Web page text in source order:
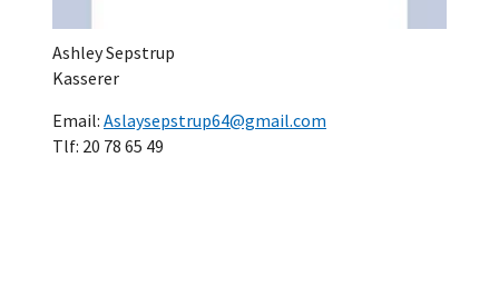
Ashley Sepstrup
Kasserer
Email: Aslaysepstrup64@gmail.com
Tlf: 20 78 65 49